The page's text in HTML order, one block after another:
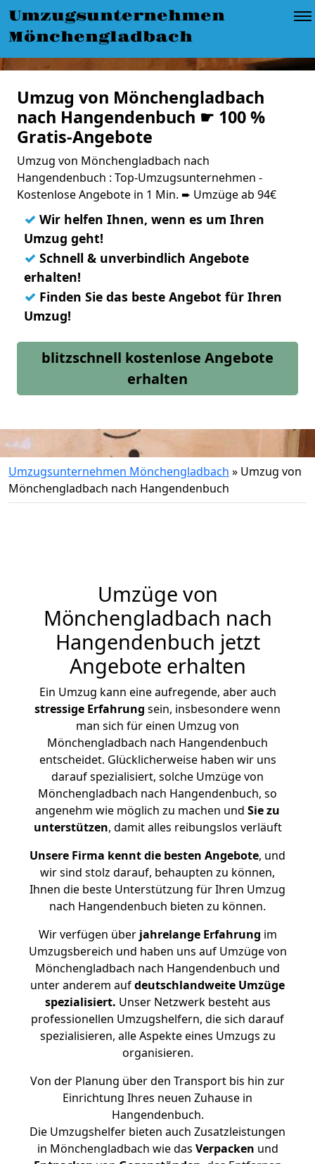
Umzugsunternehmen
Mönchengladbach
Umzug von Mönchengladbach
nach Hangendenbuch ☛ 100 %
Gratis-Angebote
Umzug von Mönchengladbach nach
Hangendenbuch : Top-Umzugsunternehmen -
Kostenlose Angebote in 1 Min. ➨ Umzüge ab 94€
✓ Wir helfen Ihnen, wenn es um Ihren
Umzug geht!
✓ Schnell & unverbindlich Angebote
erhalten!
✓ Finden Sie das beste Angebot für Ihren
Umzug!
blitzschnell kostenlose Angebote
erhalten
Umzugsunternehmen Mönchengladbach » Umzug von
Mönchengladbach nach Hangendenbuch
Umzüge von
Mönchengladbach nach
Hangendenbuch jetzt
Angebote erhalten
Ein Umzug kann eine aufregende, aber auch
stressige Erfahrung sein, insbesondere wenn
man sich für einen Umzug von
Mönchengladbach nach Hangendenbuch
entscheidet. Glücklicherweise haben wir uns
darauf spezialisiert, solche Umzüge von
Mönchengladbach nach Hangendenbuch, so
angenehm wie möglich zu machen und Sie zu
unterstützen, damit alles reibungslos verläuft
Unsere Firma kennt die besten Angebote, und
wir sind stolz darauf, behaupten zu können,
Ihnen die beste Unterstützung für Ihren Umzug
nach Hangendenbuch bieten zu können.
Wir verfügen überjahrelange Erfahrung im
Umzugsbereich und haben uns auf Umzüge von
Mönchengladbach nach Hangendenbuch und
unter anderem aufdeutschlandweite Umzüge
spezialisiert. Unser Netzwerk besteht aus
professionellen Umzugshelfern, die sich darauf
spezialisieren, alle Aspekte eines Umzugs zu
organisieren.
Von der Planung über den Transport bis hin zur
Einrichtung Ihres neuen Zuhause in
Hangendenbuch.
Die Umzugshelfer bieten auch Zusatzleistungen
in Mönchengladbach wie das Verpacken und